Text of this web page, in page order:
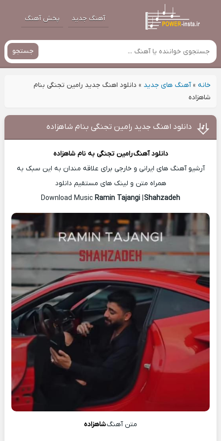
آهنگ جدید پخش آهنگ
جستجو
خانه»آهنگ های جدید » دانلود اهنگ جدید رامین تجنگی بنام
شاهزاده
دانلود اهنگ جدید رامین تجنگی بنام شاهزاده
دانلود آهنگرامین تجنگی به نام شاهزاده
آرشیو آهنگ های ایرانی و خارجی برای علاقه مندان به این سبک به
همراه متن و لینک های مستقیم دانلود
Download Music
Ramin Tajangi|Shahzadeh
متن آهنگشاهزاده